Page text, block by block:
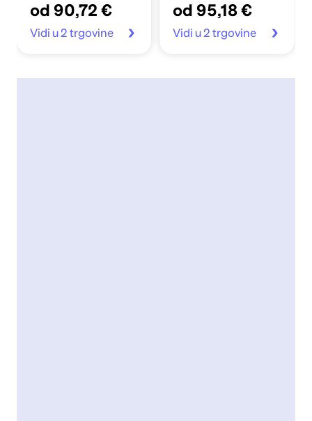
2
od 90,72 €
Vidi u 2 trgovine
od 95,18 €
Vidi u 2 trgovine